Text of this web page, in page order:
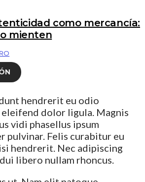
como mercancía:
mienten
hendrerit eu odio
dolor ligula. Magnis
vidi phasellus ipsum
pulvinar. Felis curabitur eu
hendrerit. Nec adipiscing
libero nullam rhoncus.